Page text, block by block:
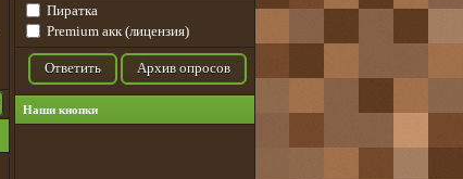
Пиратка
Premium акк (лицензия)
Ответить Архив опросов
Наши кнопки